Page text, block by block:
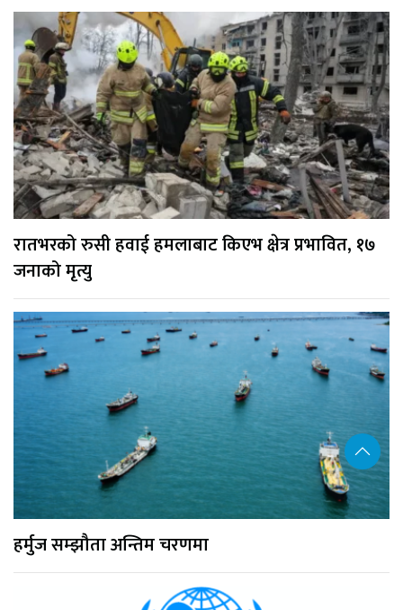
रातभरको रुसी हवाई हमलाबाट किएभ क्षेत्र प्रभावित, १७
जनाको मृत्यु
हर्मुज सम्झौता अन्तिम चरणमा